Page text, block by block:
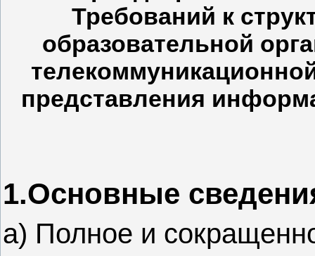
Требований к
образовательной
представления
1.Основные
а) Полное и